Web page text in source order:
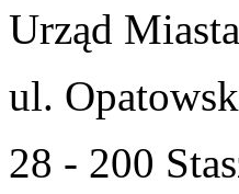
Urząd
ul.
28 - 200